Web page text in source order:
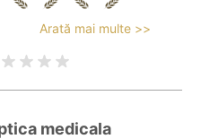
Arată mai multe >>
medicala